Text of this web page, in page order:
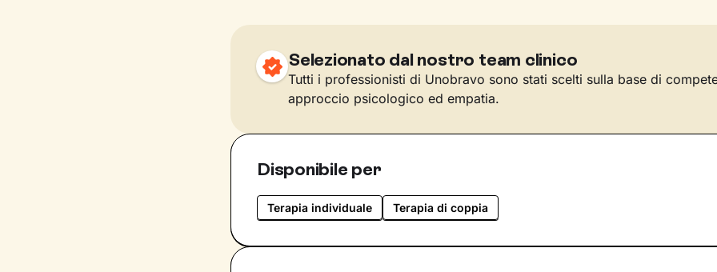
Selezionato dal nostro team clinico
Tutti i professionisti di Unobravo sono stati scelti sulla base di
approccio psicologico ed empatia.
Disponibile per
Terapia individuale Terapia di coppia